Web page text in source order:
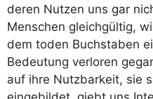
deren Nut­zen uns gar
Men­schen gleich­gül­tig,
dem toden Buch­sta­ben
Bedeu­tung ver­lo­ren
auf ihre Nutz­bar­keit, sie